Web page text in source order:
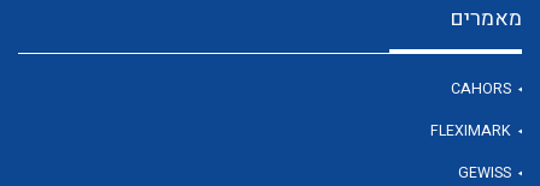
מאמרים
CAHORS
FLEXIMARK
GEWISS